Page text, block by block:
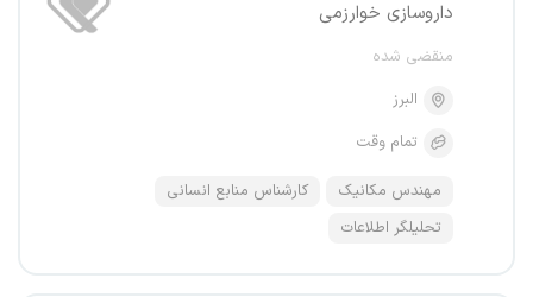
داروسازی خوارزمی
منقضی شده
البرز
تمام وقت
مهندس مکانیک
کارشناس منابع انسانی
تحلیلگر اطلاعات